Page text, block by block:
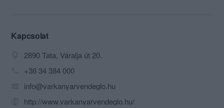
ízlelőbimbókat. A férfiaknak egy
Vagy csak oltsa szomját egy különleges
meggysörrel.
Kapcsolat
2890 Tata, Váralja út 20.
+36 34 384 000
info@varkanyarvendeglo.hu
http://www.varkanyarvendeglo.hu/